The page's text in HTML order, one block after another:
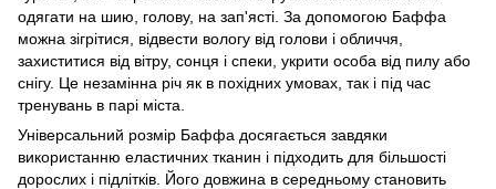
одягати на шию, голову, на зап'ясті. За допомогою Баффа
можна зігрітися, відвести вологу від голови і обличчя,
захиститися від вітру, сонця і спеки, укрити особа від пилу або
снігу. Це незамінна річ як в похідних умовах, так і під час
тренувань в парі міста.
Універсальний розмір Баффа досягається завдяки
використанню еластичних тканин і підходить для більшості
дорослих і підлітків. Його довжина в середньому становить